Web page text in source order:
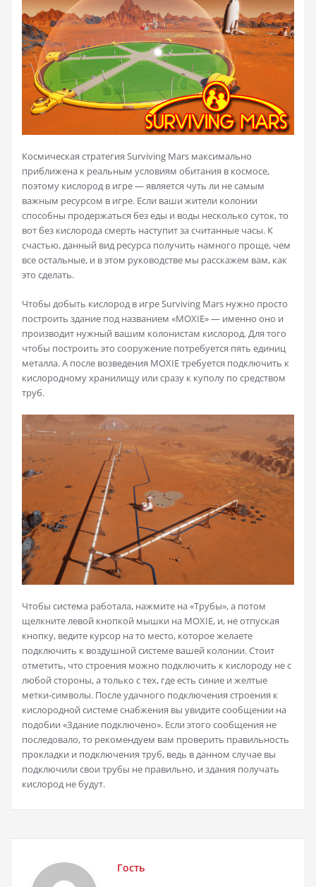
Космическая стратегия Surviving Mars максимально
приближена к реальным условиям обитания в космосе,
поэтому кислород в игре — является чуть ли не самым
важным ресурсом в игре. Если ваши жители колонии
способны продержаться без еды и воды несколько суток, то
вот без кислорода смерть наступит за считанные часы. К
счастью, данный вид ресурса получить намного проще, чем
все остальные, и в этом руководстве мы расскажем вам, как
это сделать.
Чтобы добыть кислород в игре Surviving Mars нужно просто
построить здание под названием «MOXIE» — именно оно и
производит нужный вашим колонистам кислород. Для того
чтобы построить это сооружение потребуется пять единиц
металла. А после возведения MOXIE требуется подключить к
кислородному хранилищу или сразу к куполу по средством
труб.
Чтобы система работала, нажмите на «Трубы», а потом
щелкните левой кнопкой мышки на MOXIE, и, не отпуская
кнопку, ведите курсор на то место, которое желаете
подключить к воздушной системе вашей колонии. Стоит
отметить, что строения можно подключить к кислороду не с
любой стороны, а только с тех, где есть синие и желтые
метки-символы. После удачного подключения строения к
кислородной системе снабжения вы увидите сообщении на
подобии «Здание подключено». Если этого сообщения не
последовало, то рекомендуем вам проверить правильность
прокладки и подключения труб, ведь в данном случае вы
подключили свои трубы не правильно, и здания получать
кислород не будут.
Гость